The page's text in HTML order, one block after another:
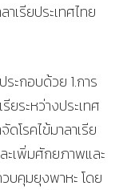
เรียประเทศไทย
ะกอบด้วย 1.การ
ยระหว่างประเทศ
โรคไข้มาลาเรีย
ละเพิ่มศักยภาพและ
บคุมยุงพาหะ โดย